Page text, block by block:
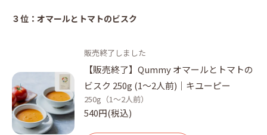
３位：オマールとトマトのビスク
販売終了しました
【販売終了】Qummy オマールとトマトの
ビスク 250g (1～2人前)｜キユーピー
250g（1～2人前）
540円(税込)